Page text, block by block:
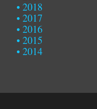
2018
2017
2016
2015
2014